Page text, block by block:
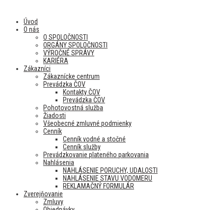
Úvod
O nás
O SPOLOČNOSTI
ORGÁNY SPOLOČNOSTI
VÝROČNÉ SPRÁVY
KARIÉRA
Zákazníci
Zákaznícke centrum
Prevádzka ČOV
Kontakty ČOV
Prevádzka ČOV
Pohotovostná služba
Žiadosti
Všeobecné zmluvné podmienky
Cenník
Cenník vodné a stočné
Cenník služby
Prevádzkovanie plateného parkovania
Nahlásenia
NAHLÁSENIE PORUCHY, UDALOSTI
NAHLÁSENIE STAVU VODOMERU
REKLAMAČNÝ FORMULÁR
Zverejňovanie
Zmluvy